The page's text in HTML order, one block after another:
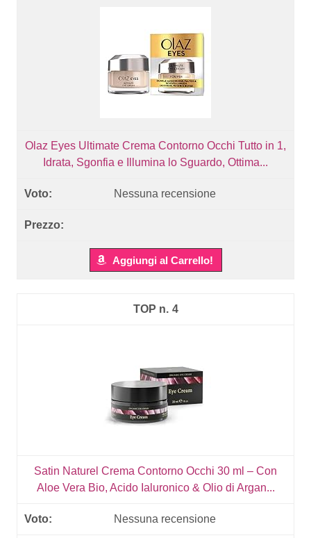
Olaz Eyes Ultimate Crema Contorno Occhi Tutto in 1,
Idrata, Sgonfia e Illumina lo Sguardo, Ottima...
Nessuna recensione
Aggiungi al Carrello!
4
Satin Naturel Crema Contorno Occhi 30 ml – Con
Aloe Vera Bio, Acido Ialuronico & Olio di Argan...
Nessuna recensione